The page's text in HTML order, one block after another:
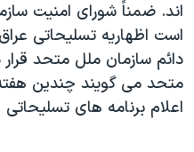
دادگاه حمید نوری
چهل سال گروگان‌گیری
قانون شفافیت دارائی کادر
اعتراضات مردمی آبان ۹۸
اند. ضمناً شورای امنيت
است اظهاريه تسليحاتی
دائم سازمان ملل متحد
متحد می گويند چندين
اعلام برنامه های